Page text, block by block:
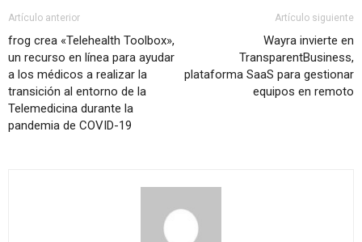
Artículo anterior
frog crea «Telehealth Toolbox»,
un recurso en línea para ayudar
a los médicos a realizar la
transición al entorno de la
Telemedicina durante la
pandemia de COVID-19
Artículo siguiente
Wayra invierte en
TransparentBusiness,
plataforma SaaS para gestionar
equipos en remoto